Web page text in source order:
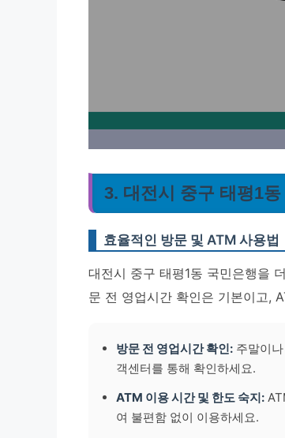
3. 대전시 중구 태평1
효율적인 방문 및 ATM 사용법
대전시 중구 태평1동 국민은행을
문 전 영업시간 확인은 기본이고,
방문 전 영업시간 확인: 주말이
객센터를 통해 확인하세요.
ATM 이용 시간 및 한도 숙지:
여 불편함 없이 이용하세요.